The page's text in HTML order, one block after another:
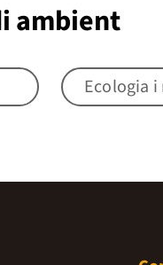
ambient
Ecologia